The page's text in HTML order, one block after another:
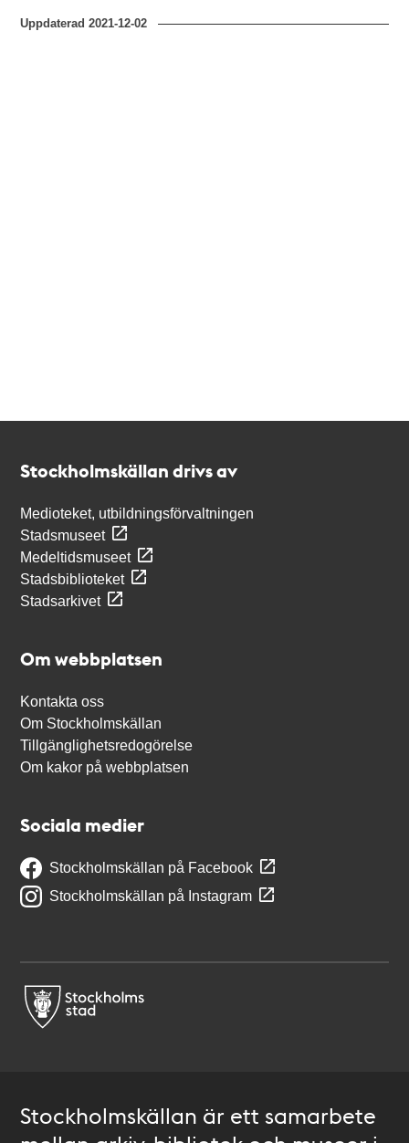
Uppdaterad2021-12-02
Stockholmskällan drivs av
Medioteket, utbildningsförvaltningen
Stadsmuseet
Medeltidsmuseet
Stadsbiblioteket
Stadsarkivet
Om webbplatsen
Kontakta oss
Om Stockholmskällan
Tillgänglighetsredogörelse
Om kakor på webbplatsen
Sociala medier
Stockholmskällan på Facebook
Stockholmskällan på Instagram
Stockholmskällan är ett samarbete